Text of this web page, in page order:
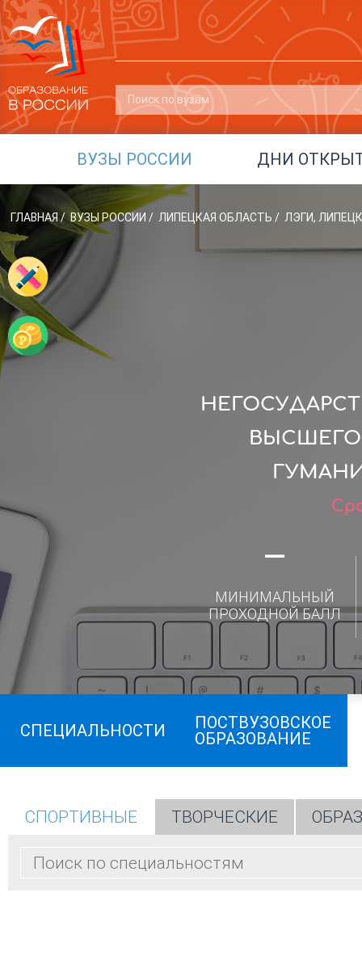
ВУЗЫ РОССИИ ДНИ
ГЛАВНАЯ/ ВУЗЫ РОССИИ / ЛИПЕЦКАЯ ОБЛАСТЬ / ЛЭГИ,
ВЫСШЕГО
—
МИНИМАЛЬНЫЙ
ПРОХОДНОЙ БАЛЛ
СПЕЦИАЛЬНОСТИ
ПОСТВУЗОВСКОЕ
ОБРАЗОВАНИЕ
СПОРТИВНЫЕ ТВОРЧЕСКИЕ